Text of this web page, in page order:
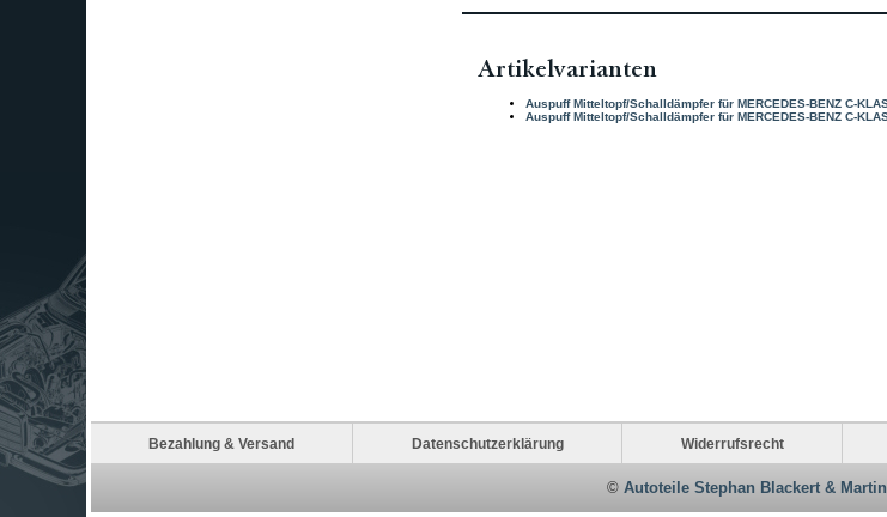
Artikelvarianten
Auspuff Mitteltopf/Schalldämpfer für MERCEDES-BENZ C-
Auspuff Mitteltopf/Schalldämpfer für MERCEDES-BENZ C-
Bezahlung & Versand Datenschutzerklärung Widerrufsrecht
© Autoteile Stephan Blackert &